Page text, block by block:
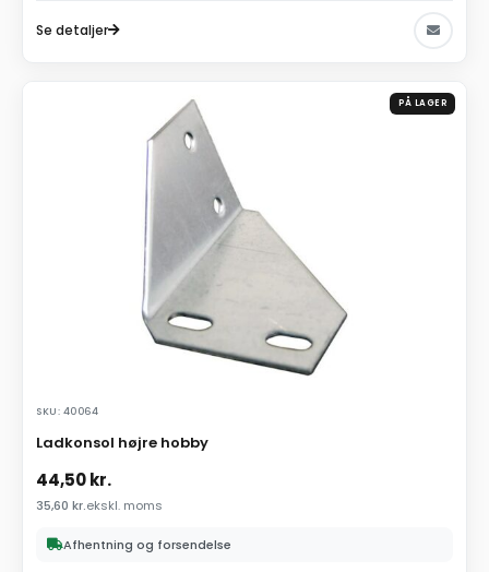
Se detaljer
PÅ LAGER
SKU: 40064
Ladkonsol højre hobby
44,50kr.
35,60 kr.ekskl. moms
Afhentning og forsendelse